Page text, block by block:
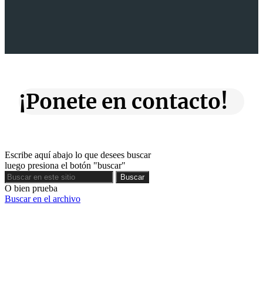
¡Ponete en contacto!
Escribe aquí abajo lo que desees buscar
luego presiona el botón "buscar"
Buscar
Buscar
O bien prueba
Buscar en el archivo